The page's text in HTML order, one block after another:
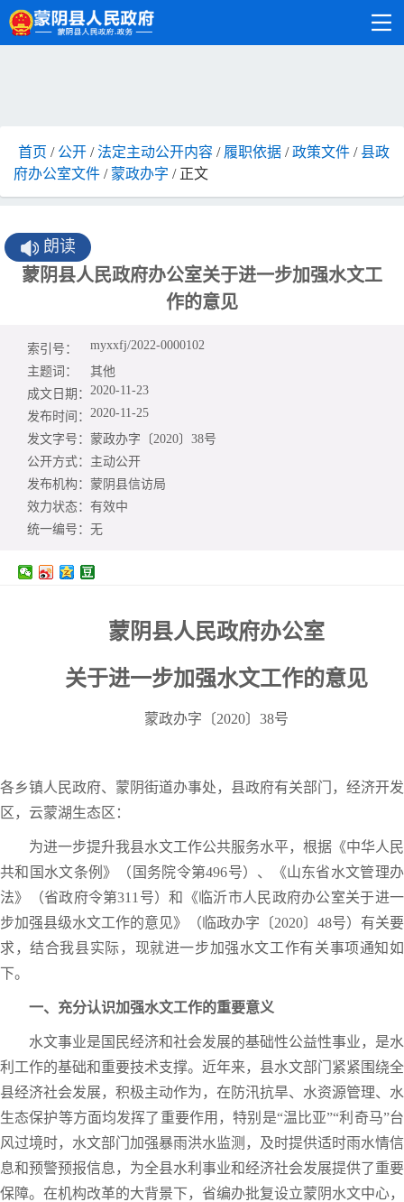
首页 / 公开 /法定主动公开内容 / 履职依据 /政策文件 / 县政
府办公室文件 / 蒙政办字 / 正文
朗读
蒙阴县人民政府办公室关于进一步加强水文工
作的意见
索引号：
myxxfj/2022-0000102
主题词：
其他
成文日期： 2020-11-23
发布时间： 2020-11-25
发文字号： 蒙政办字〔2020〕38号
公开方式： 主动公开
发布机构： 蒙阴县信访局
效力状态： 有效中
统一编号： 无
蒙阴县人民政府办公室
关于进一步加强水文工作的意见
蒙政办字〔2020〕38号
各乡镇人民政府、蒙阴街道办事处，县政府有关部门，经济开发
区，云蒙湖生态区：
为进一步提升我县水文工作公共服务水平，根据《中华人民
共和国水文条例》（国务院令第496号）、《山东省水文管理办
法》（省政府令第311号）和《临沂市人民政府办公室关于进一
步加强县级水文工作的意见》（临政办字〔2020〕48号）有关要
求，结合我县实际，现就进一步加强水文工作有关事项通知如
下。
一、充分认识加强水文工作的重要意义
水文事业是国民经济和社会发展的基础性公益性事业，是水
利工作的基础和重要技术支撑。近年来，县水文部门紧紧围绕全
县经济社会发展，积极主动作为，在防汛抗旱、水资源管理、水
生态保护等方面均发挥了重要作用，特别是“温比亚”“利奇马”台
风过境时，水文部门加强暴雨洪水监测，及时提供适时雨水情信
息和预警预报信息，为全县水利事业和经济社会发展提供了重要
保障。在机构改革的大背景下，省编办批复设立蒙阴水文中心，